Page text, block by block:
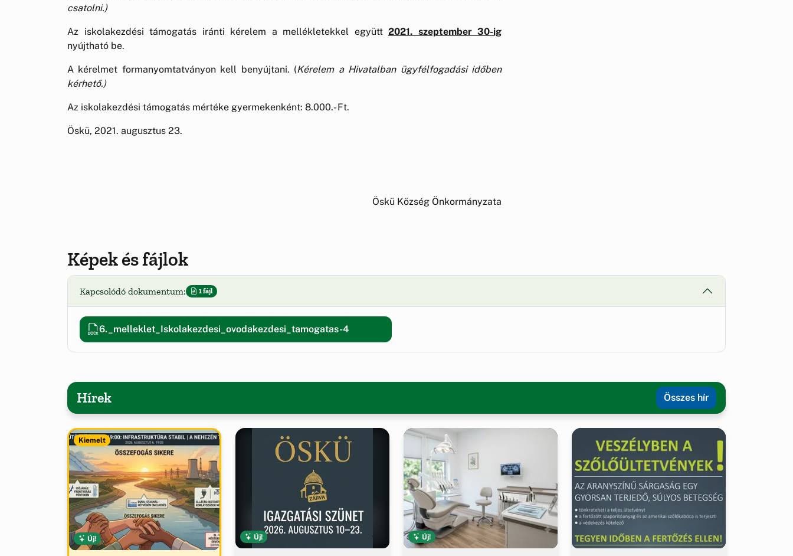
csatolni.)
Az iskolakezdési támogatás iránti kérelem a mellékletekkel együtt 2021. szeptember 30-ig
nyújtható be.
A kérelmet formanyomtatványon kell benyújtani. (Kérelem a Hivatalban ügyfélfogadási időben
kérhető.)
Az iskolakezdési támogatás mértéke gyermekenként: 8.000.- Ft.
Öskü, 2021. augusztus 23.
Öskü Község Önkormányzata
Képek és fájlok
Kapcsolódó dokumentum: 1 fájl
6._melleklet_Iskolakezdesi_ovodakezdesi_tamogatas-4
Hírek Összes hír
Kiemelt
Új! Új! Új!